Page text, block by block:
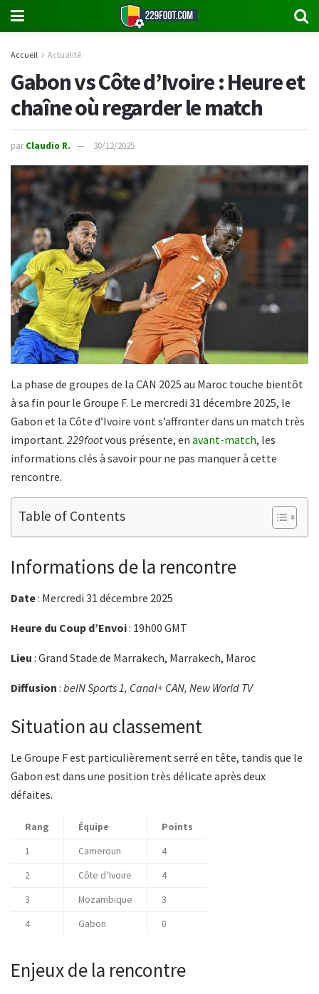
Accueil Actualité
Gabon vs Côte d’Ivoire : Heure et
chaîne où regarder le match
par Claudio R. 30/12/2025
La phase de groupes de la CAN 2025 au Maroc touche bientôt
à sa fin pour le Groupe F. Le mercredi 31 décembre 2025, le
Gabon et la Côte d’Ivoire vont s’affronter dans un match très
important. 229footvous présente, en avant-match, les
informations clés à savoir pour ne pas manquer à cette
rencontre.
Table of Contents
Informations de la rencontre
Date: Mercredi 31 décembre 2025
Heure du Coup d’Envoi: 19h00 GMT
Lieu : Grand Stade de Marrakech, Marrakech, Maroc
Diffusion : beIN Sports 1, Canal+ CAN, New World TV
Situation au classement
Le Groupe F est particulièrement serré en tête, tandis que le
Gabon est dans une position très délicate après deux
défaites.
Rang Équipe
Points
1
Cameroun
4
2
Côte d’Ivoire
4
3
Mozambique
3
4
Gabon 0
Enjeux de la rencontre